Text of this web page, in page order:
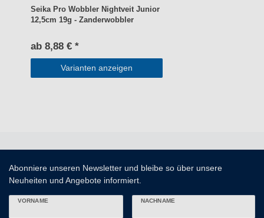
Seika Pro Wobbler Nightveit Junior
12,5cm 19g - Zanderwobbler
ab 8,88 € *
Varianten anzeigen
Abonniere unseren Newsletter und bleibe so über unsere
Neuheiten und Angebote informiert.
VORNAME NACHNAME